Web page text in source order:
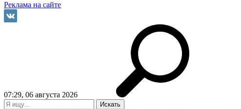
Реклама на сайте
07:29, 06 августа 2026